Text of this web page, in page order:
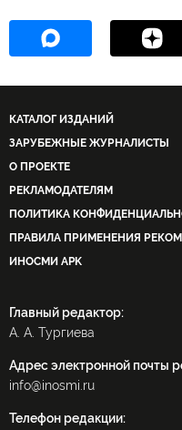
КАТАЛОГ ИЗДАНИЙ
ЗАРУБЕЖНЫЕ ЖУРНАЛИСТЫ
О ПРОЕКТЕ
РЕКЛАМОДАТЕЛЯМ
ПОЛИТИКА
ПРАВИЛА ПРИМЕНЕНИЯ
ИНОСМИ APK
Главный редактор:
А. А. Тургиева
Адрес электронной почты
info@inosmi.ru
Телефон редакции: